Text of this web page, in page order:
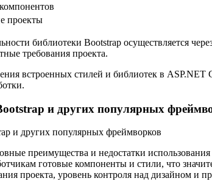
проекты
библиотеки Bootstrap осуществляется
требования проекта.
встроенных стилей и библиотек в
и других популярных
преимущества и недостатки
готовые компоненты и стили, что
проекта, уровень контроля над дизайном и